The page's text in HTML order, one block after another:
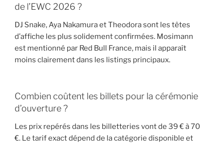
de l’EWC 2026 ?
DJ Snake, Aya Nakamura et Theodora sont les têtes
d’affiche les plus solidement confirmées. Mosimann
est mentionné par Red Bull France, mais il apparaît
moins clairement dans les listings principaux.
Combien coûtent les billets pour la cérémonie
d’ouverture ?
Les prix repérés dans les billetteries vont de 39 € à 70
€. Le tarif exact dépend de la catégorie disponible et